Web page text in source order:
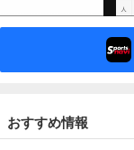
おすすめ情報